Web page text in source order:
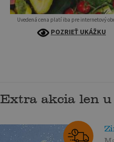
Uvedená cena platí iba pre internetový
POZRIEŤ UKÁŽKU
Extra akcia len u